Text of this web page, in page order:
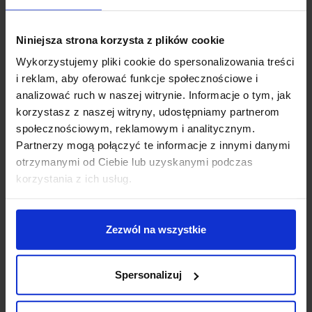
Niniejsza strona korzysta z plików cookie
Wykorzystujemy pliki cookie do spersonalizowania treści
i reklam, aby oferować funkcje społecznościowe i
analizować ruch w naszej witrynie. Informacje o tym, jak
korzystasz z naszej witryny, udostępniamy partnerom
społecznościowym, reklamowym i analitycznym.
Partnerzy mogą połączyć te informacje z innymi danymi
otrzymanymi od Ciebie lub uzyskanymi podczas
korzystania z ich usług.
Zezwól na wszystkie
Spersonalizuj
Zapytaj o produkt
Opis
Parametry:
średnica (cm): 14
wysokość (cm): 14
głębokość (cm): 5,7
źródło w zestawie: LED 9 W, 780 lm, 3000K
kolor lampy: biały, czarny
materiał: aluminium
IP: 20